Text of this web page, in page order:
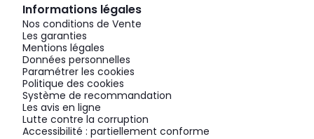
Informations légales
Nos conditions de Vente
Les garanties
Mentions légales
Données personnelles
Paramétrer les cookies
Politique des cookies
Système de recommandation
Les avis en ligne
Lutte contre la corruption
Accessibilité : partiellement conforme